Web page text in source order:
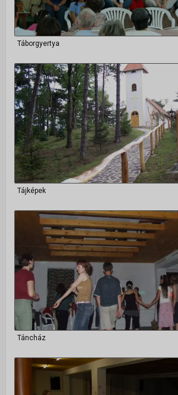
Táborgyertya
Tájképek
Táncház